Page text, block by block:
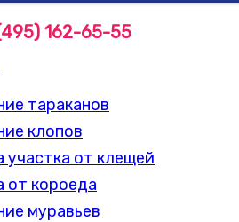
162-65-55
тараканов
клопов
участка от клещей
от короеда
муравьев